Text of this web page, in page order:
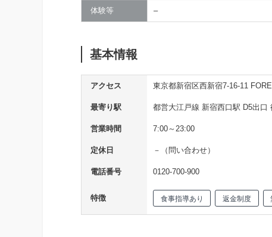
体験等 –
基本情報
アクセス 東京都新宿区西新宿7-16-11
最寄り駅 都営大江戸線 新宿西口駅 D5出口
営業時間 7:00～23:00
定休日 －（問い合わせ）
電話番号 0120-700-900
特徴 食事指導あり 返金制度